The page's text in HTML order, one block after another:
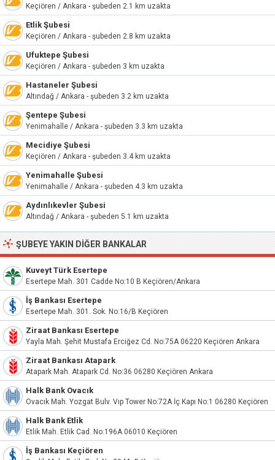
Keçiören / Ankara - şubeden 2.1 km uzakta
Etlik Şubesi
Keçiören / Ankara - şubeden 2.8 km uzakta
Ufuktepe Şubesi
Keçiören / Ankara - şubeden 3 km uzakta
Hastaneler Şubesi
Altındağ / Ankara - şubeden 3.2 km uzakta
Şentepe Şubesi
Yenimahalle / Ankara - şubeden 3.3 km uzakta
Mecidiye Şubesi
Keçiören / Ankara - şubeden 3.4 km uzakta
Yenimahalle Şubesi
Yenimahalle / Ankara - şubeden 4.3 km uzakta
Aydınlıkevler Şubesi
Altındağ / Ankara - şubeden 5.1 km uzakta
ŞUBEYE YAKIN DIĞER BANKALAR
Kuveyt Türk Esertepe
Esertepe Mah. 301 Cadde No:10 B Keçiören/Ankara
İş Bankası Esertepe
Esertepe Mah. 301. Sok. No:16/B Keçiören
Ziraat Bankası Esertepe
Yayla Mah. Şehit Mustafa Erciğez Cd. No:75A 06220 Keçiören Ankara
Ziraat Bankası Atapark
Atapark Mah. Atapark Cd. No:36 06280 Keçiören Ankara
Halk Bank Ovacık
Ovacık Mah. Yozgat Bulv. Vıp Tower No:72A İç Kapı No:1 06280 Keçiören
Halk Bank Etlik
Etlik Mah. Etlik Cad. No:196A 06010 Keçiören
İş Bankası Keçiören